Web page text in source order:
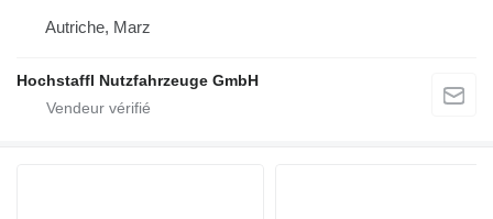
Autriche, Marz
Hochstaffl Nutzfahrzeuge GmbH